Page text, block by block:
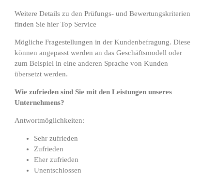
Weitere Details zu den Prüfungs- und Bewertungskriterien
finden Sie hier Top Service
Mögliche Fragestellungen in der Kundenbefragung. Diese
können angepasst werden an das Geschäftsmodell oder
zum Beispiel in eine anderen Sprache von Kunden
übersetzt werden.
Wie zufrieden sind Sie mit den Leistungen unseres
Unternehmens?
Antwortmöglichkeiten:
Sehr zufrieden
Zufrieden
Eher zufrieden
Unentschlossen